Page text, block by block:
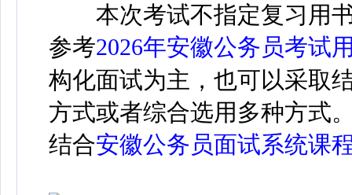
本次考试不指定复习用
参考2026年安徽公务员考试
构化面试为主， 也可以采取
方式或者综合选用多种方式
结合安徽公务员面试系统课